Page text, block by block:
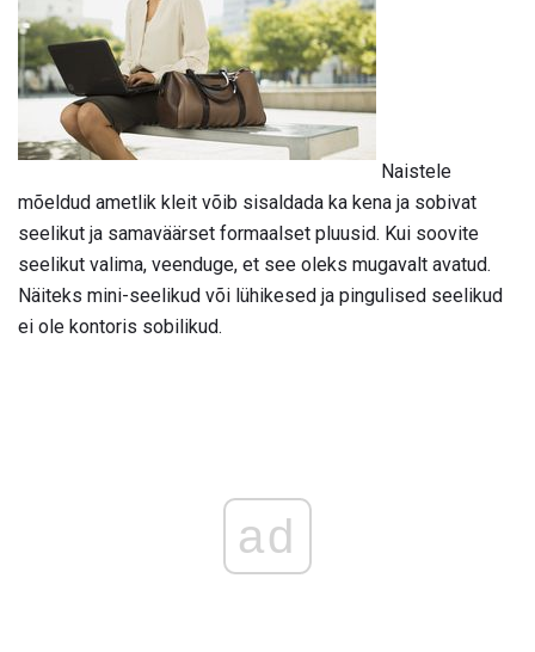
Naistele
mõeldud ametlik kleit võib sisaldada ka kena ja sobivat
seelikut ja samaväärset formaalset pluusid. Kui soovite
seelikut valima, veenduge, et see oleks mugavalt avatud.
Näiteks mini-seelikud või lühikesed ja pingulised seelikud
ei ole kontoris sobilikud.
ad